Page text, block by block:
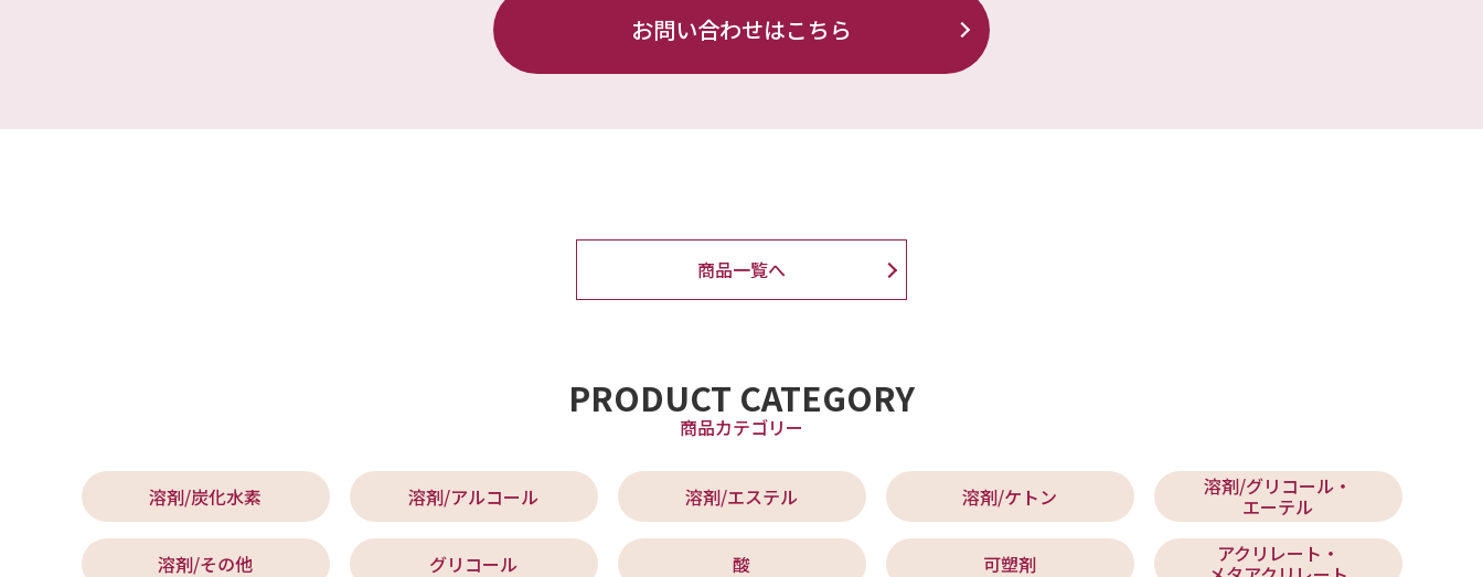
お問い合わせはこちら
商品一覧へ
PRODUCT CATEGORY
商品カテゴリー
溶剤/炭化水素 溶剤/アルコール 溶剤/エステル 溶剤/ケトン 溶剤/グリコール・
エーテル
溶剤/その他 グリコール 酸 可塑剤 アクリレート・